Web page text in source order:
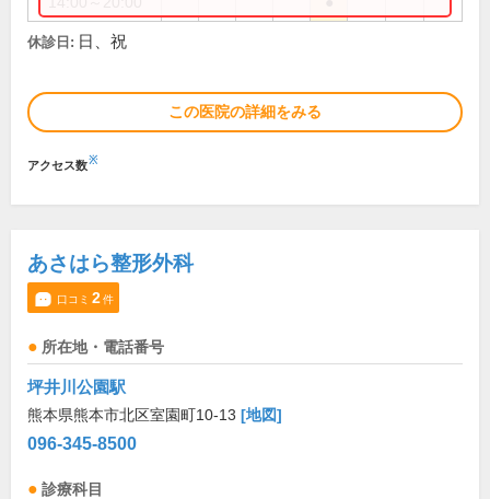
休診日: 日、祝
この医院の詳細をみる
アクセス数※
あさはら整形外科
口コミ 2件
所在地・電話番号
坪井川公園駅
熊本県熊本市北区室園町10-13 [地図]
096-345-8500
診療科目